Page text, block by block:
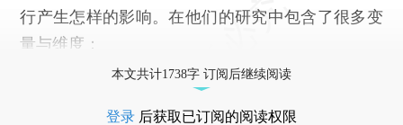
行产生怎样的影响。在他们的研究中包含了很多变
量与维度：
本文共计1738字 订阅后继续阅读
登录 后获取已订阅的阅读权限